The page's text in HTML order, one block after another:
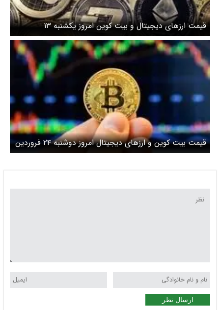
قیمت ارز‌های دیجیتال و بیت کوین امروز یکشنبه ۱۳
اردیبهشت ۱۴۰۵ + جدول
قیمت بیت کوین و ارزهای دیجیتال امروز دوشنبه ۲۴ فروردین
۱۴۰۵
ارسال نظر